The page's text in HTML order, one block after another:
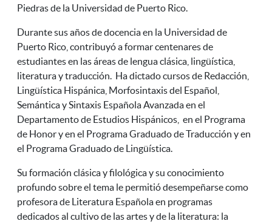
Piedras de la Universidad de Puerto Rico.
Durante sus años de docencia en la Universidad de
Puerto Rico, contribuyó a formar centenares de
estudiantes en las áreas de lengua clásica, lingüística,
literatura y traducción. Ha dictado cursos de Redacción,
Lingüística Hispánica, Morfosintaxis del Español,
Semántica y Sintaxis Española Avanzada en el
Departamento de Estudios Hispánicos, en el Programa
de Honor y en el Programa Graduado de Traducción y en
el Programa Graduado de Lingüística.
Su formación clásica y filológica y su conocimiento
profundo sobre el tema le permitió desempeñarse como
profesora de Literatura Españolaen programas
dedicados al cultivo de las artes y de la literatura: la